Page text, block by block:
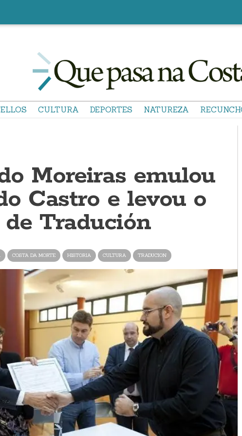
CULTURA DEPORTES NATUREZA
Moreiras emulou
Castro e levou o
Tradución
COSTA DA MORTE HISTORIA CULTURA TRADUCION